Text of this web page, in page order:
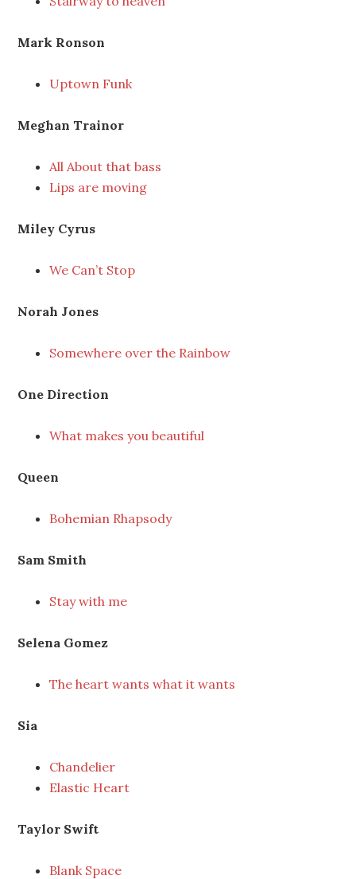
Mark Ronson
Uptown Funk
Meghan Trainor
All About that bass
Lips are moving
Miley Cyrus
We Can’t Stop
Norah Jones
Somewhere over the Rainbow
One Direction
What makes you beautiful
Queen
Bohemian Rhapsody
Sam Smith
Stay with me
Selena Gomez
The heart wants what it wants
Sia
Chandelier
Elastic Heart
Taylor Swift
Blank Space